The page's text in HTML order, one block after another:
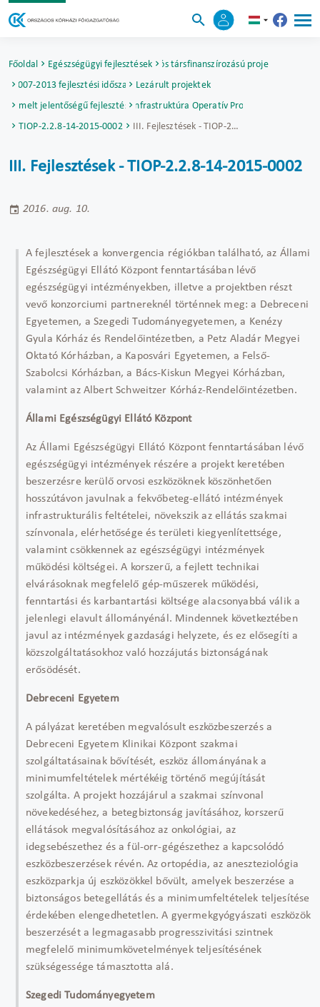
Főoldal Egészségügyi fejlesztésekUniós társfinanszírozású projektek
2007-2013 fejlesztési időszak Lezárult projektek
Kiemelt jelentőségű fejlesztésekTársadalmi Infrastruktúra Operatív Program (TIOP)
TIOP-2.2.8-14-2015-0002
III. Fejlesztések - TIOP-2.2.8-14-2015-0002
III. Fejlesztések - TIOP-2.2.8-14-2015-0002
2016. aug. 10.
A fejlesztések a konvergencia régiókban található, az Állami
Egészségügyi Ellátó Központ fenntartásában lévő
egészségügyi intézményekben, illetve a projektben részt
vevő konzorciumi partnereknél történnek meg: a Debreceni
Egyetemen, a Szegedi Tudományegyetemen, a Kenézy
Gyula Kórház és Rendelőintézetben, a Petz Aladár Megyei
Oktató Kórházban, a Kaposvári Egyetemen, a Felső-
Szabolcsi Kórházban, a Bács-Kiskun Megyei Kórházban,
valamint az Albert Schweitzer Kórház-Rendelőintézetben.
Állami Egészségügyi Ellátó Központ
Az Állami Egészségügyi Ellátó Központ fenntartásában lévő
egészségügyi intézmények részére a projekt keretében
beszerzésre kerülő orvosi eszközöknek köszönhetően
hosszútávon javulnak a fekvőbeteg-ellátó intézmények
infrastrukturális feltételei, növekszik az ellátás szakmai
színvonala, elérhetősége és területi kiegyenlítettsége,
valamint csökkennek az egészségügyi intézmények
működési költségei. A korszerű, a fejlett technikai
elvárásoknak megfelelő gép-műszerek működési,
fenntartási és karbantartási költsége alacsonyabbá válik a
jelenlegi elavult állományénál. Mindennek következtében
javul az intézmények gazdasági helyzete, és ez elősegíti a
közszolgáltatásokhoz való hozzájutás biztonságának
erősödését.
Debreceni Egyetem
A pályázat keretében megvalósult eszközbeszerzés a
Debreceni Egyetem Klinikai Központ szakmai
szolgáltatásainak bővítését, eszköz állományának a
minimumfeltételek mértékéig történő megújítását
szolgálta. A projekt hozzájárul a szakmai színvonal
növekedéséhez, a betegbiztonság javításához, korszerű
ellátások megvalósításához az onkológiai, az
idegsebészethez és a fül-orr-gégészethez a kapcsolódó
eszközbeszerzések révén. Az ortopédia, az aneszteziológia
eszközparkja új eszközökkel bővült, amelyek beszerzése a
biztonságos betegellátás és a minimumfeltételek teljesítése
érdekében elengedhetetlen. A gyermekgyógyászati eszközök
beszerzését a legmagasabb progresszivitási szintnek
megfelelő minimumkövetelmények teljesítésének
szükségessége támasztotta alá.
Szegedi Tudományegyetem